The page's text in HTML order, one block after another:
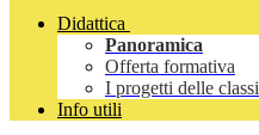
Didattica
Panoramica
Offerta formativa
I progetti delle classi
Info utili